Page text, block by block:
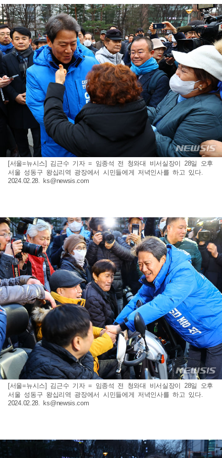
[서울=뉴시스] 김근수 기자 = 임종석 전 청와대 비서실장이 28일 오후
서울 성동구 왕십리역 광장에서 시민들에게 저녁인사를 하고 있다.
2024.02.28. ks@newsis.com
[서울=뉴시스] 김근수 기자 = 임종석 전 청와대 비서실장이 28일 오후
서울 성동구 왕십리역 광장에서 시민들에게 저녁인사를 하고 있다.
2024.02.28. ks@newsis.com